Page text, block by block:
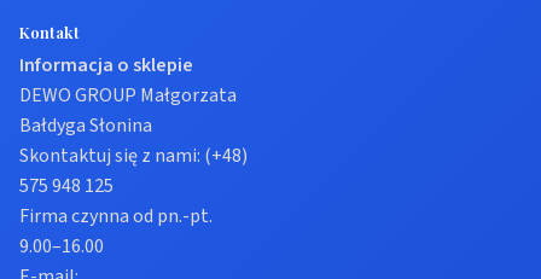
Kontakt
Informacja o sklepie
DEWO GROUP Małgorzata
Bałdyga Słonina
Skontaktuj się z nami: (+48)
575 948 125
Firma czynna od pn.-pt.
9.00–16.00